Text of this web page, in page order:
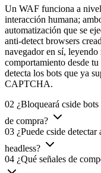
Un WAF funciona a
interacción humana;
automatización que se
anti-detect browsers
navegador en sí, leyendo
comportamiento desde
detecta los bots que ya
CAPTCHA.
02 ¿Bloqueará cside
de compra?
03 ¿Puede cside
headless?
04 ¿Qué señales de